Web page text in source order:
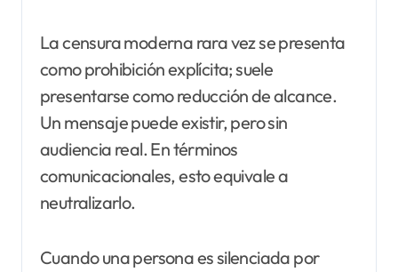
La censura moderna rara vez se presenta
como prohibición explícita; suele
presentarse como reducción de alcance.
Un mensaje puede existir, pero sin
audiencia real. En términos
comunicacionales, esto equivale a
neutralizarlo.
Cuando una persona es silenciada por